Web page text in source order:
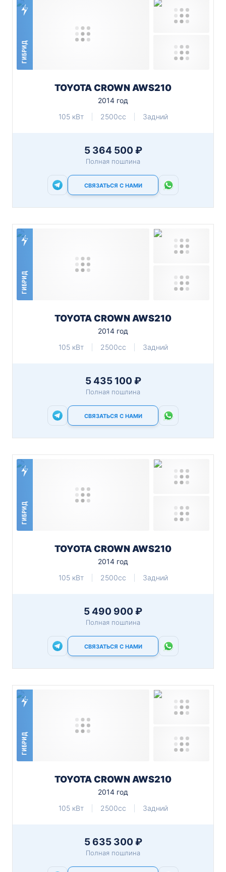
ГИБРИД
TOYOTA CROWN AWS210
2014 год
105 кВт
2500cc Задний
5 364 500 ₽
Полная пошлина
СВЯЗАТЬСЯ С НАМИ
ГИБРИД
TOYOTA CROWN AWS210
2014 год
105 кВт
2500cc Задний
5 435 100 ₽
Полная пошлина
СВЯЗАТЬСЯ С НАМИ
ГИБРИД
TOYOTA CROWN AWS210
2014 год
105 кВт
2500cc Задний
5 490 900 ₽
Полная пошлина
СВЯЗАТЬСЯ С НАМИ
ГИБРИД
TOYOTA CROWN AWS210
2014 год
105 кВт
2500cc Задний
5 635 300 ₽
Полная пошлина